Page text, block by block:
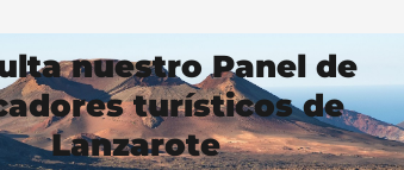
nuestro Panel de
turísticos de
Lanzarote